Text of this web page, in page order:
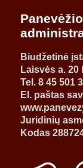
Biudžetinė
Laisvės a. 20
Tel. 8 45 501
El. paštas
Juridinių
Kodas